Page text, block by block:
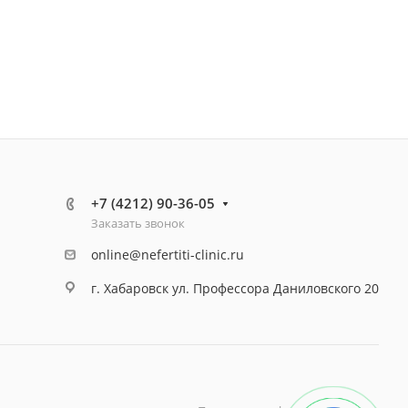
+7 (4212) 90-36-05
Заказать звонок
online@nefertiti-clinic.ru
г. Хабаровск ул. Профессора Даниловского 20